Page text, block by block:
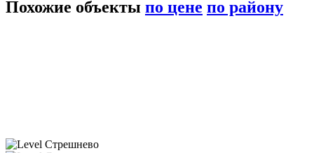
Похожие объекты по цене по району